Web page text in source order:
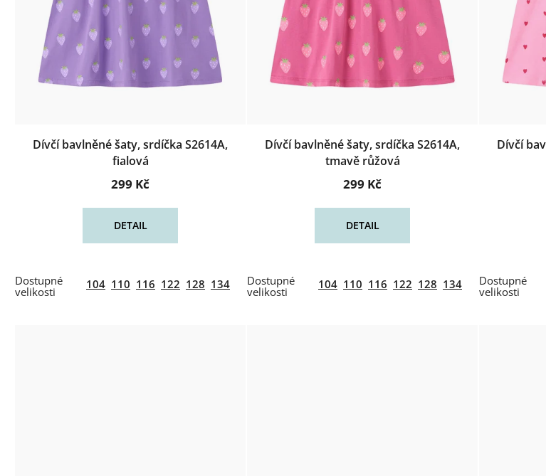
Dívčí bavlněné šaty, srdíčka S2614A,
fialová
299 Kč
DETAIL
104 110 116 122 128 134
Dívčí bavlněné šaty, srdíčka S2614A,
tmavě růžová
299 Kč
DETAIL
104 110 116 122 128 134
Dívčí